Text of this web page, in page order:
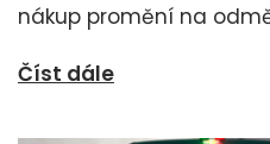
nákup promění na
Číst dále